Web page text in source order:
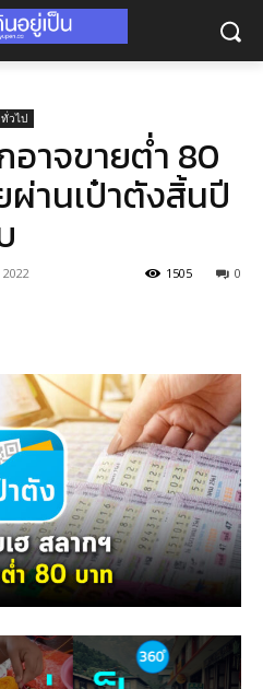
วไป
อาจขายต่ำ 80
ผ่านเป๋าตังสิ้นปี
0
1505